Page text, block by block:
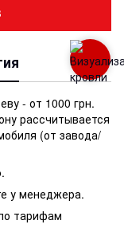
- от 1000 грн.
рассчитывается
(от завода/
у менеджера.
тарифам